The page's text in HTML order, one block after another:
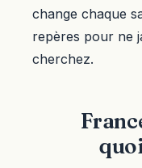
change chaque
repères pour ne
cherchez.